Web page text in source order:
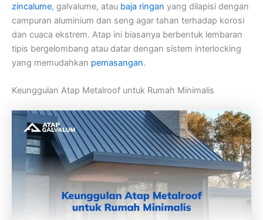
zincalume, galvalume, atau baja ringan yang dilapisi dengan
campuran aluminium dan seng agar tahan terhadap korosi
dan cuaca ekstrem. Atap ini biasanya berbentuk lembaran
tipis bergelombang atau datar dengan sistem interlocking
yang memudahkan pemasangan.
Keunggulan Atap Metalroof untuk Rumah Minimalis